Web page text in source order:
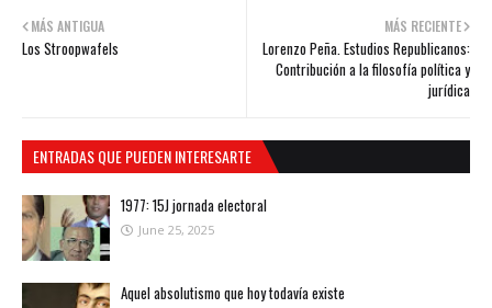
MÁS RECIENTE
Lorenzo Peña. Estudios Republicanos:
Contribución a la filosofía política y
jurídica
MÁS ANTIGUA
Los Stroopwafels
ENTRADAS QUE PUEDEN INTERESARTE
1977: 15J jornada electoral
June 25, 2025
Aquel absolutismo que hoy todavía existe